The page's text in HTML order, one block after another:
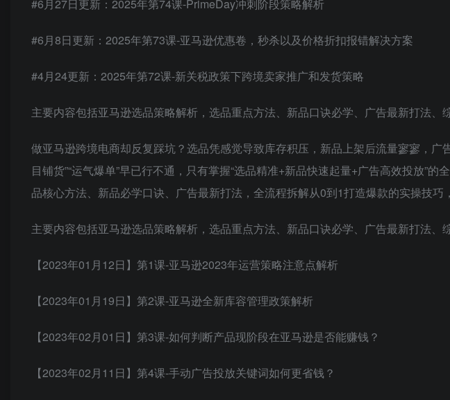
#6月27日更新：2025年第74课-PrimeDay冲刺阶段策略解析
#6月8日更新：2025年第73课-亚马逊优惠卷，秒杀以及价格折扣报错解决方案
#4月24更新：2025年第72课-新关税政策下跨境卖家推广和发货策略
主要内容包括亚马逊选品策略解析，选品重点方法、新品口诀必学、广告最新打法、
做亚马逊跨境电商却反复踩坑？选品凭感觉导致库存积压，新品上架后流量寥寥，
目铺货”“运气爆单”早已行不通，只有掌握“选品精准+新品快速起量+广告高效投放”
品核心方法、新品必学口诀、广告最新打法，全流程拆解从0到1打造爆款的实操技巧
主要内容包括亚马逊选品策略解析，选品重点方法、新品口诀必学、广告最新打法、
【2023年01月12日】第1课-亚马逊2023年运营策略注意点解析
【2023年01月19日】第2课-亚马逊全新库容管理政策解析
【2023年02月01日】第3课-如何判断产品现阶段在亚马逊是否能赚钱？
【2023年02月11日】第4课-手动广告投放关键词如何更省钱？